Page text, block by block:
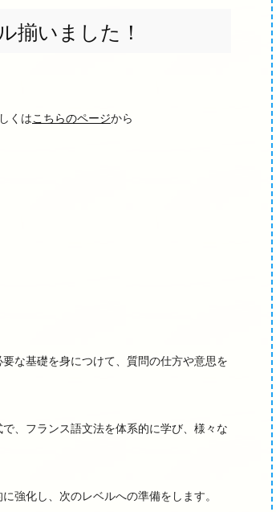
揃いました！
くはこちらのページから
な基礎を身につけて、質問の仕方や意思を
、フランス語文法を体系的に学び、様々な
強化し、次のレベルへの準備をします。